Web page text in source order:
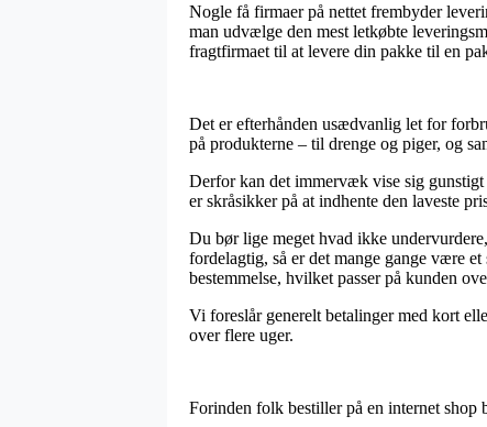
Nogle få firmaer på nettet frembyder
man udvælge den mest letkøbte
fragtfirmaet til at levere din pakke til en
Det er efterhånden usædvanlig let for
på produkterne – til drenge og piger, og
Derfor kan det immervæk vise sig gunstigt
er skråsikker på at indhente den laveste
Du bør lige meget hvad ikke
fordelagtig, så er det mange gange være
bestemmelse, hvilket passer på kunden
Vi foreslår generelt betalinger med kort
over flere uger.
Forinden folk bestiller på en internet shop